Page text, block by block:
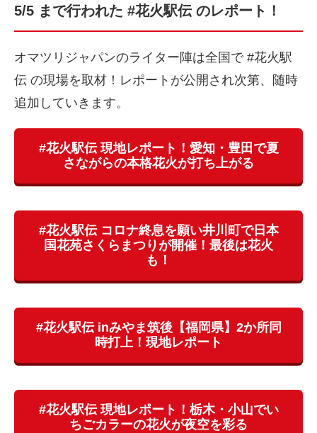
5/5 まで行われた #花火駅伝 のレポート！
オマツリジャパンのライター陣は全国で #花火駅
伝 の現場を取材！レポートが公開され次第、随時
追加していきます。
#花火駅伝 現地レポート！愛知・豊田で夏
さながらの本格花火が打ち上がる
#花火駅伝 コロナ終息を願い井川町で日本
国花苑さくらまつりが開催！最後は花火
も！
#花火駅伝 inみやま筑後【福岡県】2か所同
時打上！現地レポート
#花火駅伝 現地レポート！栃木・小山でい
ちごカラーの花火が夜空を彩る